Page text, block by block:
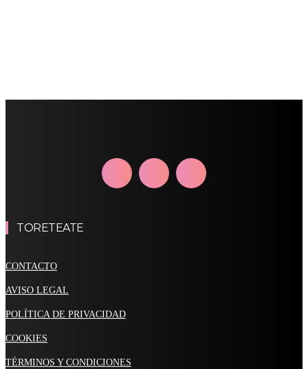
TORETEATE
CONTACTO
AVISO LEGAL
POLÍTICA DE PRIVACIDAD
COOKIES
TÉRMINOS Y CONDICIONES